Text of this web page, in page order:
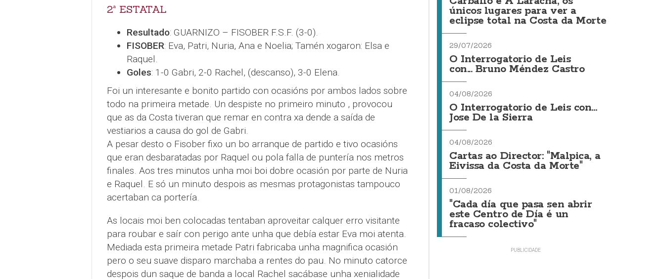
2ª ESTATAL
Resultado: GUARNIZO – FISOBER F.S.F. (3-0).
FISOBER: Eva, Patri, Nuria, Ana e Noelia; Tamén xogaron: Elsa e
Raquel.
Goles: 1-0 Gabri, 2-0 Rachel, (descanso), 3-0 Elena.
Foi un interesante e bonito partido con ocasións por ambos lados sobre
todo na primeira metade. Un despiste no primeiro minuto , provocou
que as da Costa tiveran que remar en contra xa dende a saída de
vestiarios a causa do gol de Gabri.
A pesar desto o Fisober fixo un bo arranque de partido e tivo ocasións
que eran desbaratadas por Raquel ou pola falla de puntería nos metros
finales. Aos tres minutos unha moi boi dobre ocasión por parte de Nuria
e Raquel. E só un minuto despois as mesmas protagonistas tampouco
acertaban ca portería.
As locais moi ben colocadas tentaban aproveitar calquer erro visitante
para roubar e saír con perigo ante unha que debía estar Eva moi atenta.
Mediada esta primeira metade Patri fabricaba unha magnifica ocasión
pero o seu suave disparo marchaba a rentes do pau. No minuto catorce
despois dun saque de banda a local Rachel sacábase unha xenialidade
únicos lugares para ver a
eclipse total na Costa da Morte
29/07/2026
O Interrogatorio de Leis
con... Bruno Méndez Castro
04/08/2026
O Interrogatorio de Leis con...
Jose De la Sierra
04/08/2026
Cartas ao Director: "Malpica, a
Eivissa da Costa da Morte"
01/08/2026
"Cada día que pasa sen abrir
este Centro de Día é un
fracaso colectivo"